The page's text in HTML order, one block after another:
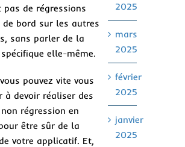
pas de régressions
de bord sur les autres
sans parler de la
elle-même.
pouvez vite vous
à devoir réaliser des
régression en
être sûr de la
votre applicatif. Et,
2025
mars
2025
février
2025
janvier
2025